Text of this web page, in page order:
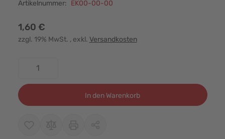
Artikelnummer: EK00-00-00
1,60 €
zzgl. 19% MwSt. , exkl. Versandkosten
In den Warenkorb